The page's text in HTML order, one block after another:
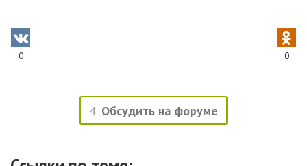
0 0
4 Обсудить на форуме